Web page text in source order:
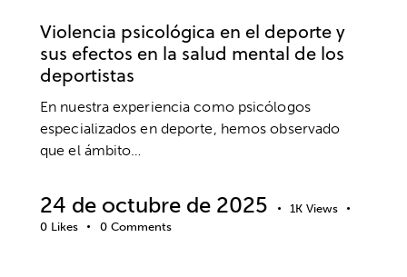
Violencia psicológica en el deporte y
sus efectos en la salud mental de los
deportistas
En nuestra experiencia como psicólogos
especializados en deporte, hemos observado
que el ámbito…
24 de octubre de 2025 1K Views
0 Likes 0 Comments